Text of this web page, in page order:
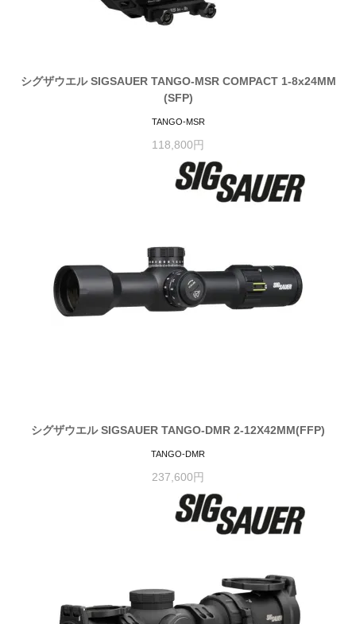
シグザウエル SIGSAUER TANGO-MSR COMPACT 1-8x24MM
(SFP)
TANGO-MSR
118,800円
シグザウエル SIGSAUER TANGO-DMR 2-12X42MM(FFP)
TANGO-DMR
237,600円